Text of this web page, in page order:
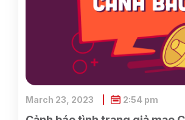
March 23, 2023 2:54 pm